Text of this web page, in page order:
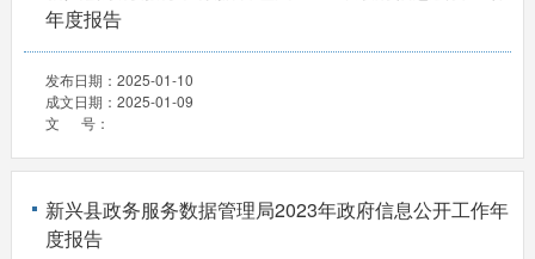
年度报告
发布日期： 2025-01-10
成文日期： 2025-01-09
文 号：
新兴县政务服务数据管理局2023年政府信息公开工作年
度报告